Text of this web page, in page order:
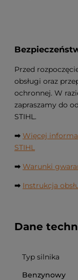
Przed
obsługi oraz
ochronnej. W
zapraszamy do
STIHL.
➡ Więcej
STIHL
➡ Warunki
➡ Instrukcja
Dane
Typ silnika
Benzynowy